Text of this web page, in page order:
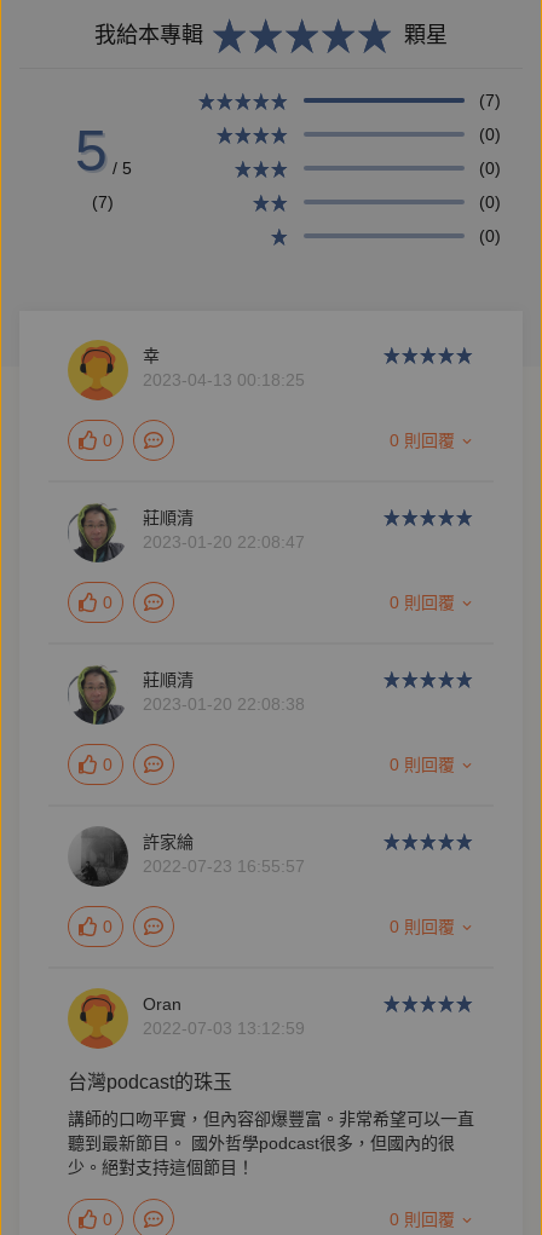
我給本專輯 顆星
5 / 5
(7)
(7)
(0)
(0)
(0)
(0)
幸
2023-04-13 00:18:25
0 0 則回覆
莊順清
2023-01-20 22:08:47
0 0 則回覆
莊順清
2023-01-20 22:08:38
0 0 則回覆
許家綸
2022-07-23 16:55:57
0 0 則回覆
Oran
2022-07-03 13:12:59
台灣podcast的珠玉
講師的口吻平實，但內容卻爆豐富。非常希望可以一直
聽到最新節目。 國外哲學podcast很多，但國內的很
少。絕對支持這個節目！
0 0 則回覆